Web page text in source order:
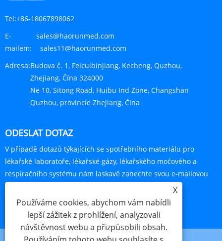
Tel:+86-18067898062
E-
mailem:
sales@haorunmed.com
sales11@haorunmed.com
Adresa:Budova č. 1, Feicuibinjiang, Kecheng, Quzhou,
Zhejiang, Čína 324000
Ne 10, Sitong Road, Huibu Ind Zone, Changshan
Quzhou, provincie Zhejiang, Čína
ODESLAT DOTAZ
V případě dotazů týkajících se spotřebního materiálu pro
lékařské laboratoře, lékařské gázy, lékařského močového a
respiračního systému nám laskavě zanechte svou e-mailovou
adresu a my se vám do 24 hodin ozveme.
POPTÁVKA HNED
X
Používáme cookies, abychom vám nabídli
lepší zážitek z prohlížení, analyzovali
návštěvnost webu a přizpůsobili obsah.